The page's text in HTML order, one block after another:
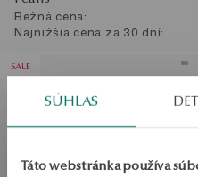
SÚHLAS
Táto webstránka používa
Bežná cena:
Najnižšia cena za 30 dní:
SALE
Zlatý náhrdelník so
Najnižšia cena za 30 dní: